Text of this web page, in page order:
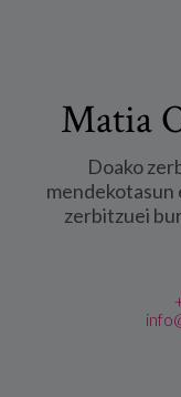
Matia
Doako
zerbitzuei